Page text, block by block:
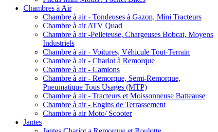
Chambres à Air
Chambre à air - Tondeuses à Gazon, Mini Tracteurs
Chambre à air ATV Quad
Chambre à air -Pelleteuse, Chargeuses Bobcat, Moyens
Industriels
Chambre à air - Voitures, Véhicule Tout-Terrain
Chambre à air - Chariot à Remorque
Chambre à air - Camions
Chambre à air - Remorque, Semi-Remorque,
Pneumatique Tous Usages (MTP)
Chambre à air - Tracteurs et Moissonneuse Batteause
Chambre à air - Engins de Terrassement
Chambre à air Moto/ Scooter
Jantes